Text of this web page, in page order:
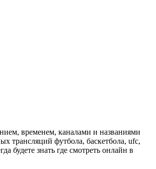
временем, каналами и названиями
трансляций футбола, баскетбола, ufc,
будете знать где смотреть онлайн в